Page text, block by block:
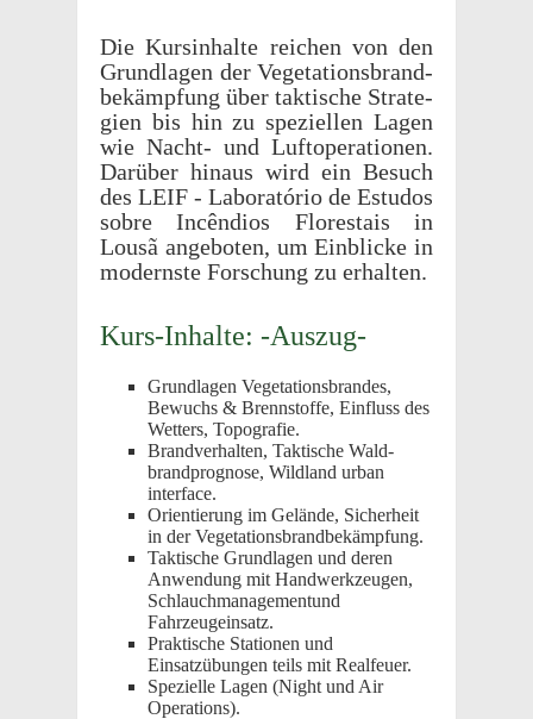
Die Kursin­halte reichen von den
Grund­la­gen der Vege­ta­tions­brand­
bekämp­fung über taktis­che Strate­
gien bis hin zu speziellen Lagen
wie Nacht- und Luft­op­er­a­tio­nen.
Darüber hinaus wird ein Besuch
des LEIF - Labo­ratório de Estu­dos
sobre Incên­dios Florestais in
Lousã ange­boten, um Einblicke in
modern­ste Forschung zu erhalten.
Kurs-Inhalte: -Auszug-
Grund­la­gen Vege­ta­tions­bran­des,
Bewuchs & Brennstoffe, Einfluss des
Wetters, Topografie.
Brand­ver­hal­ten, Taktis­che Wald­
brand­prog­nose, Wild­land urban
interface.
Orien­tierung im Gelände, Sicher­heit
in der Vegetationsbrandbekämpfung.
Taktis­che Grund­la­gen und deren
Anwen­dung mit Handw­erkzeu­gen,
Schlauch­man­age­men­tund
Fahrzeugeinsatz.
Prak­tis­che Statio­nen und
Einsatzübun­gen teils mit Realfeuer.
Spezielle Lagen (Night und Air
Operations).